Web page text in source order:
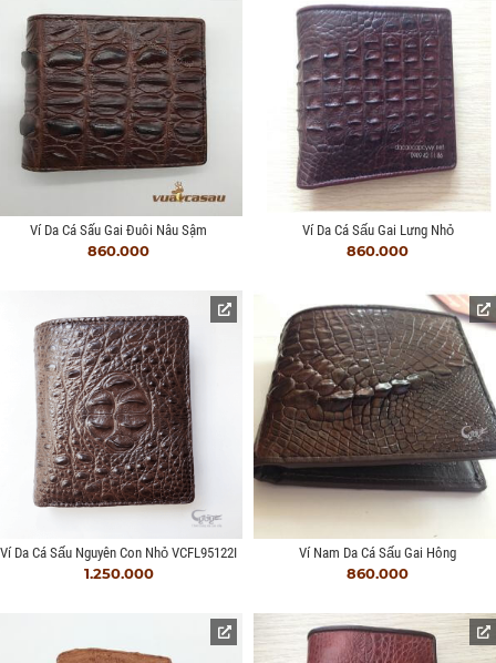
Ví Da Cá Sấu Gai Đuôi Nâu Sậm
860.000
Ví Da Cá Sấu Gai Lưng Nhỏ
860.000
Ví Da Cá Sấu Nguyên Con Nhỏ VCFL95122I
1.250.000
Ví Nam Da Cá Sấu Gai Hông
860.000